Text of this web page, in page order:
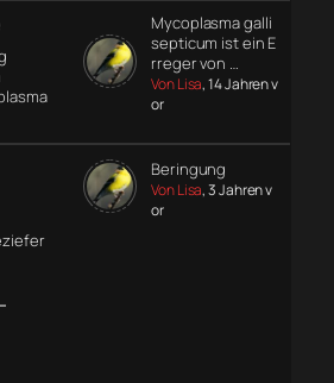
Mycoplasma galli
septicum ist ein E
rreger von …
Von Lisa, 14 Jahren v
or
Beringung
Von Lisa, 3 Jahren v
or